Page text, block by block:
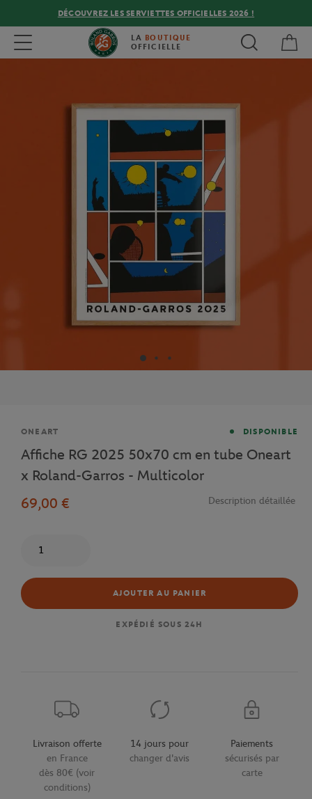
DÉCOUVREZ LES SERVIETTES OFFICIELLES 2026 !
Toggle navigation LA BOUTIQUE
OFFICIELLE
Marque
ONEART DISPONIBLE
Affiche RG 2025 50x70 cm en tube Oneart
x Roland-Garros - Multicolor
69,00 €
Description détaillée
AJOUTER AU PANIER
EXPÉDIÉ SOUS 24H
Livraison offerte
en France
dès 80€ (voir
conditions)
14 jours pour
changer d'avis
Paiements
sécurisés par
carte